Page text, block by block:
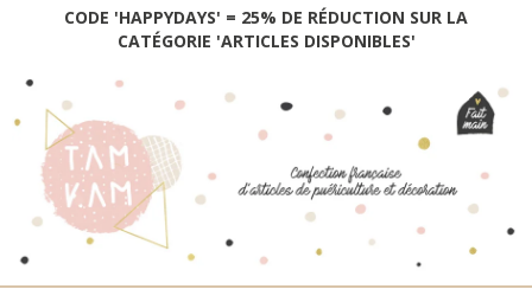
CODE 'HAPPYDAYS' = 25% DE RÉDUCTION SUR LA
CATÉGORIE 'ARTICLES DISPONIBLES'